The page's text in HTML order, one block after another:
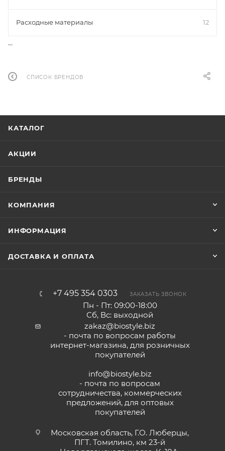
Расходные материалы 12
...
СПИСОК БРЕНДОВ
КАТАЛОГ
АКЦИИ
БРЕНДЫ
КОМПАНИЯ
ИНФОРМАЦИЯ
ДОСТАВКА И ОПЛАТА
+7 495 354 0303 ЗАКАЗАТЬ ЗВОНОК
Пн - Пт: 09:00-18:00
Сб, Вс: выходной
zakaz@biostyle.biz
- почта по вопросам работы
интернет-магазина, для розничных
покупателей
info@biostyle.biz
- почта по вопросам
сотрудничества, коммерческих
предложений, для оптовых
покупателей
Московская область, Г.О. Люберцы,
ПГТ. Томилино, км 23-й